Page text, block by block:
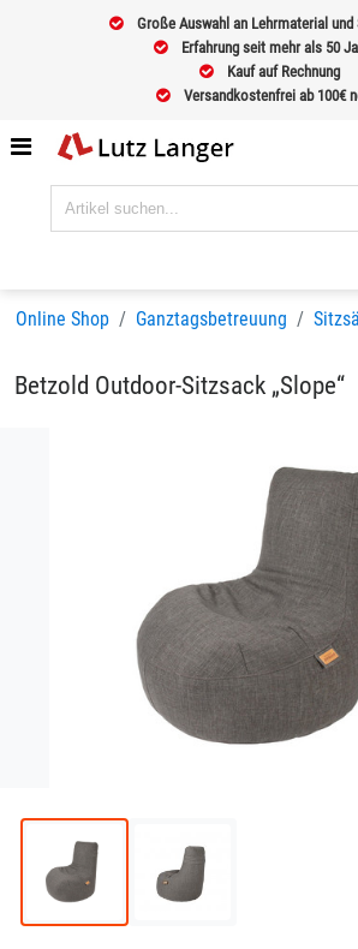
Große Auswahl an Lehrmaterial und
Erfahrung seit mehr als 50
Kauf auf Rechnung
Versandkostenfrei ab 100€
Online Shop Ganztagsbetreuung
Betzold Outdoor-Sitzsack „Slope“